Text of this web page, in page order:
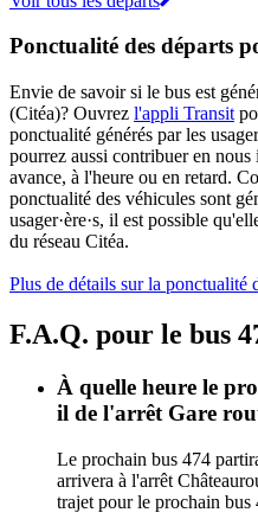
Ponctualité des départs
Envie de savoir si le bus est
(Citéa)? Ouvrez l'appli Transit
ponctualité générés par les
pourrez aussi contribuer en
avance, à l'heure ou en retard.
ponctualité des véhicules sont
usager·ère·s, il est possible
du réseau Citéa.
Plus de détails sur la ponctualité
F.A.Q. pour le bus
À quelle heure le
il de l'arrêt Gare
Le prochain bus 474
arrivera à l'arrêt
trajet pour le prochain bus